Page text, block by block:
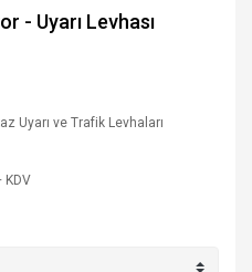
- Uyarı Levhası
Uyarı ve Trafik Levhaları
KDV